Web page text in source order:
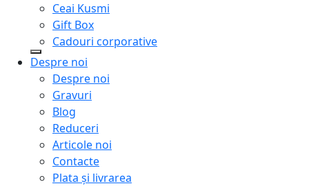
Ceai Kusmi
Gift Box
Cadouri corporative
Despre noi
Despre noi
Gravuri
Blog
Reduceri
Articole noi
Contacte
Plata și livrarea